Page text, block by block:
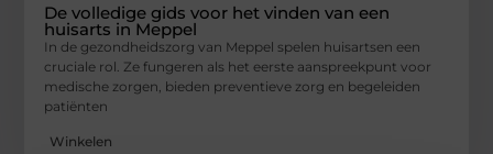
De volledige gids voor het vinden van een
huisarts in Meppel
In de gezondheidszorg van Meppel spelen huisartsen een
cruciale rol. Ze fungeren als het eerste aanspreekpunt voor
medische zorgen, bieden preventieve zorg en begeleiden
patiënten
Winkelen